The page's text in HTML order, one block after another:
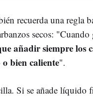
recuerda una regla
secos: "Cuando
añadir siempre los
bien caliente".
Si se añade líquido